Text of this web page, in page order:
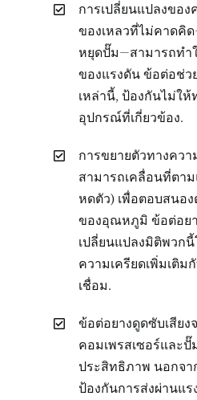
การเปลี่ยนแปลงของ
ของเหลวที่ไม่คาดคิ
หยุดปั๊ม—สามารถทำ
ของแรงดัน ข้อต่อช่
เหล่านี้, ป้องกันไม่ใ
อุปกรณ์ที่เกี่ยวข้อง.
การขยายตัวทางคว
สามารถเคลื่อนที่ตา
หดตัว) เพื่อตอบสนอ
ของอุณหภูมิ ข้อต่อยา
เปลี่ยนแปลงมิติพวกนี้
ความเครียดเพิ่มเติ
เชื่อม.
ข้อต่อยางดูดซับเสีย
คอมเพรสเซอร์และปั๊
ประสิทธิภาพ นอกจา
ป้องกันการส่งผ่านแร